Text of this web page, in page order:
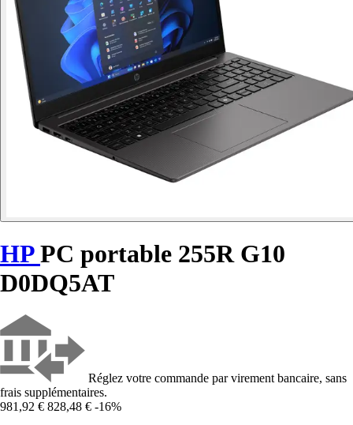
HPPC portable 255R G10
D0DQ5AT
Réglez votre commande par virement bancaire, sans
frais supplémentaires.
981,92 € 828,48 € -16%